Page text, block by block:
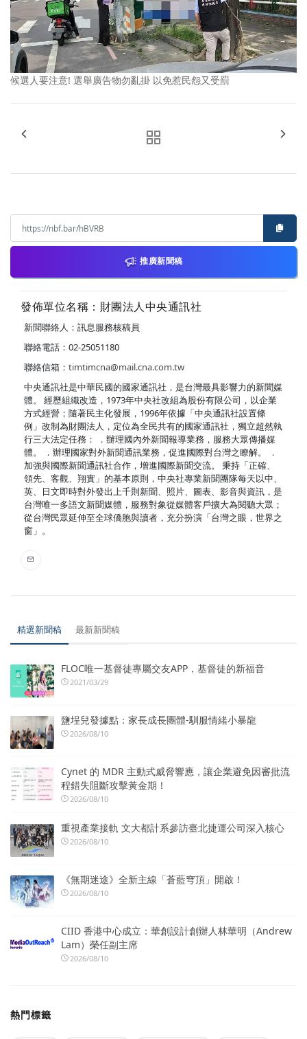
候選人要注意! 選舉廣告物勿亂掛 以免惹民怨又受罰
推廣新聞稿
發佈單位名稱：財團法人中央通訊社
新聞聯絡人：訊息服務核稿員
聯絡電話：02-25051180
聯絡信箱： timtimcna@mail.cna.com.tw
中央通訊社是中華民國的國家通訊社，是台灣最具影響力的新聞媒
體。 經歷組織改造，1973年中央社改組為股份有限公司，以企業
方式經營；隨著民主化發展，1996年依據「中央通訊社設置條
例」改制為財團法人，定位為全民共有的國家通訊社，獨立超然執
行三大法定任務： ．辦理國內外新聞報導業務，服務大眾傳播媒
體。 ．辦理國家對外新聞通訊業務，促進國際對台灣之瞭解。 ．
加強與國際新聞通訊社合作，增進國際新聞交流。 秉持「正確、
領先、客觀、翔實」的基本原則，中央社專業新聞團隊每天以中、
英、日文即時對外發出上千則新聞、照片、圖表、影音與資訊，是
台灣唯一多語文新聞媒體，服務對象從媒體客戶擴大為閱聽大眾；
從台灣民眾延伸至全球僑胞與讀者，充分扮演「台灣之眼，世界之
窗」。
精選新聞稿 最新新聞稿
FLOC唯一基督徒專屬交友APP，基督徒的新福音
2021/03/29
鹽埕兒發據點：家長成長團體-馴服情緒小暴龍
2026/08/10
Cynet 的 MDR 主動式威脅響應，讓企業避免因審批流
程錯失阻斷攻擊黃金期！
2026/08/10
重視產業接軌 文大都計系參訪臺北捷運公司深入核心
2026/08/10
《無期迷途》全新主線「蒼藍穹頂」開啟！
2026/08/10
CIID 香港中心成立：華創設計創辦人林華明（Andrew
Lam）榮任副主席
2026/08/10
熱門標籤